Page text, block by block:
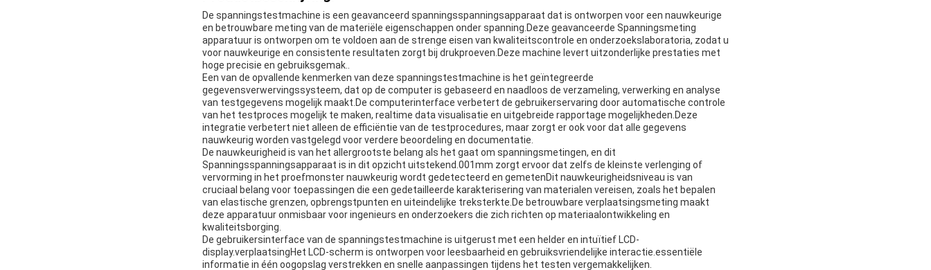
De spanningstestmachine is een geavanceerd spanningsspanningsapparaat dat is ontworpen voor een nauwkeurige
en betrouwbare meting van de materiële eigenschappen onder spanning.Deze geavanceerde Spanningsmeting
apparatuur is ontworpen om te voldoen aan de strenge eisen van kwaliteitscontrole en onderzoekslaboratoria, zodat u
voor nauwkeurige en consistente resultaten zorgt bij drukproeven.Deze machine levert uitzonderlijke prestaties met
hoge precisie en gebruiksgemak..
Een van de opvallende kenmerken van deze spanningstestmachine is het geïntegreerde
gegevensverwervingssysteem, dat op de computer is gebaseerd en naadloos de verzameling, verwerking en analyse
van testgegevens mogelijk maakt.De computerinterface verbetert de gebruikerservaring door automatische controle
van het testproces mogelijk te maken, realtime data visualisatie en uitgebreide rapportage mogelijkheden.Deze
integratie verbetert niet alleen de efficiëntie van de testprocedures, maar zorgt er ook voor dat alle gegevens
nauwkeurig worden vastgelegd voor verdere beoordeling en documentatie.
De nauwkeurigheid is van het allergrootste belang als het gaat om spanningsmetingen, en dit
Spanningsspanningsapparaat is in dit opzicht uitstekend.001mm zorgt ervoor dat zelfs de kleinste verlenging of
vervorming in het proefmonster nauwkeurig wordt gedetecteerd en gemetenDit nauwkeurigheidsniveau is van
cruciaal belang voor toepassingen die een gedetailleerde karakterisering van materialen vereisen, zoals het bepalen
van elastische grenzen, opbrengstpunten en uiteindelijke treksterkte.De betrouwbare verplaatsingsmeting maakt
deze apparatuur onmisbaar voor ingenieurs en onderzoekers die zich richten op materiaalontwikkeling en
kwaliteitsborging.
De gebruikersinterface van de spanningstestmachine is uitgerust met een helder en intuïtief LCD-
display.verplaatsingHet LCD-scherm is ontworpen voor leesbaarheid en gebruiksvriendelijke interactie.essentiële
informatie in één oogopslag verstrekken en snelle aanpassingen tijdens het testen vergemakkelijken.